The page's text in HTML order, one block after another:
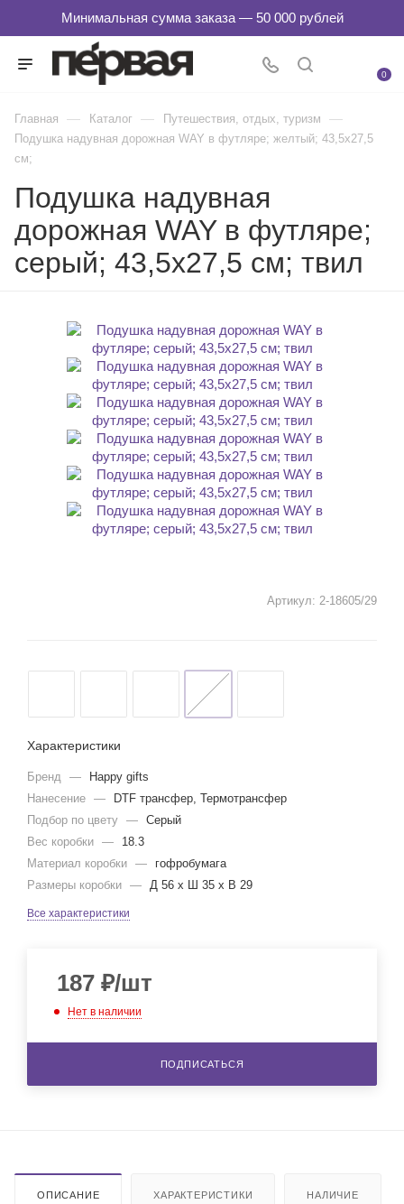
0
Главная — Каталог — Путешествия, отдых, туризм —
Подушка надувная дорожная WAY в футляре; желтый; 43,5х27,5
см;
Подушка надувная
дорожная WAY в футляре;
серый; 43,5х27,5 см; твил
Артикул: 2-18605/29
Характеристики
Бренд —
Happy gifts
Нанесение —
DTF трансфер, Термотрансфер
Подбор по цвету — Серый
Вес коробки —
18.3
Материал коробки —
гофробумага
Размеры коробки — Д 56 x Ш 35 x В 29
Все характеристики
187 ₽/шт
Нет в наличии
ПОДПИСАТЬСЯ
ОПИСАНИЕ ХАРАКТЕРИСТИКИ НАЛИЧИЕ